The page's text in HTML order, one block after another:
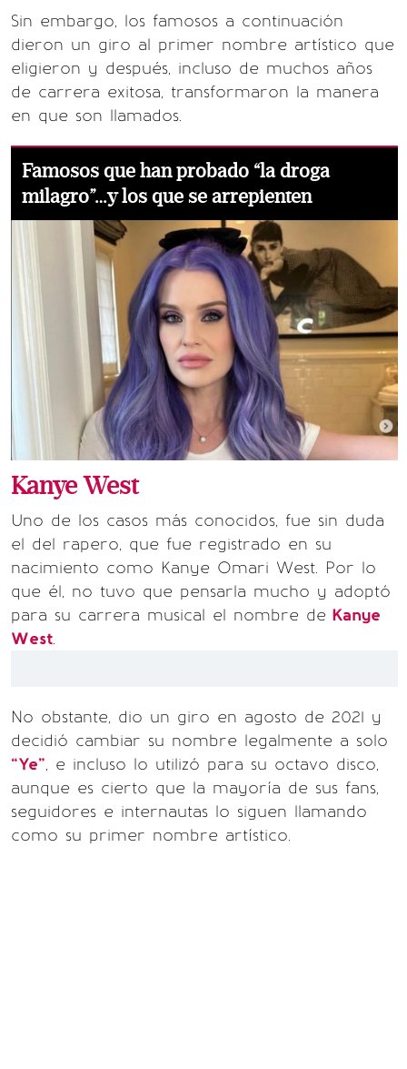
Sin embargo, los famosos a continuación
dieron un giro al primer nombre artístico que
eligieron y después, incluso de muchos años
de carrera exitosa, transformaron la manera
en que son llamados.
Famosos que han probado “la droga
milagro”…y los que se arrepienten
Kanye West
Uno de los casos más conocidos, fue sin duda
el del rapero, que fue registrado en su
nacimiento como Kanye Omari West. Por lo
que él, no tuvo que pensarla mucho y adoptó
para su carrera musical el nombre de Kanye
West.
No obstante, dio un giro en agosto de 2021 y
decidió cambiar su nombre legalmente a solo
“Ye”, e incluso lo utilizó para su octavo disco,
aunque es cierto que la mayoría de sus fans,
seguidores e internautas lo siguen llamando
como su primer nombre artístico.